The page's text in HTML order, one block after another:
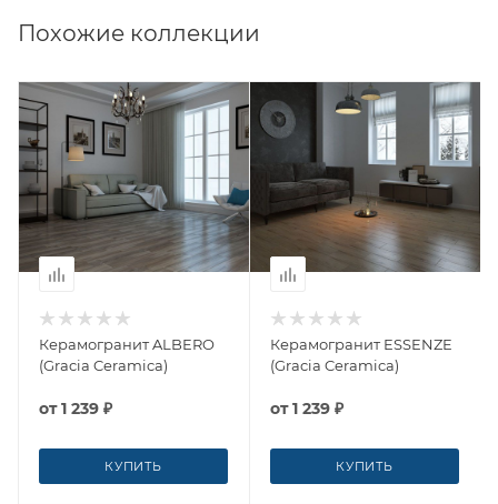
Похожие коллекции
Керамогранит ALBERO
(Gracia Ceramica)
от1 239 ₽
КУПИТЬ
Керамогранит ESSENZE
(Gracia Ceramica)
от1 239 ₽
КУПИТЬ